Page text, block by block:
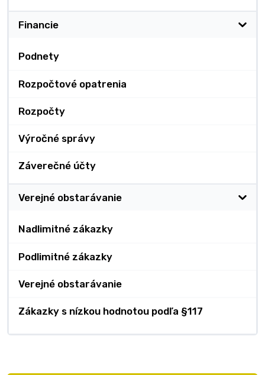
Financie
Podnety
Rozpočtové opatrenia
Rozpočty
Výročné správy
Záverečné účty
Verejné obstarávanie
Nadlimitné zákazky
Podlimitné zákazky
Verejné obstarávanie
Zákazky s nízkou hodnotou podľa §117